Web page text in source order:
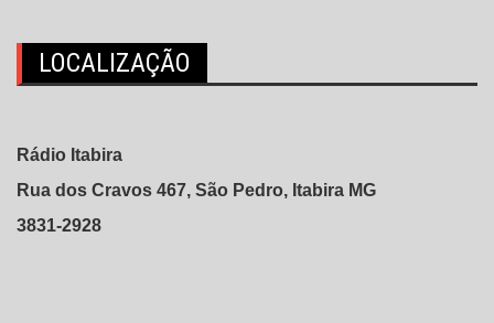
LOCALIZAÇÃO
Rádio Itabira
Rua dos Cravos 467, São Pedro, Itabira MG
3831-2928